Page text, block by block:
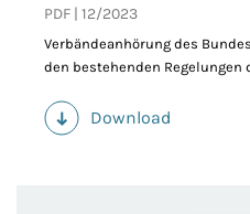
PDF 12/2023
Verbändeanhörung des
den bestehenden Regelungen
Download
(PDF)